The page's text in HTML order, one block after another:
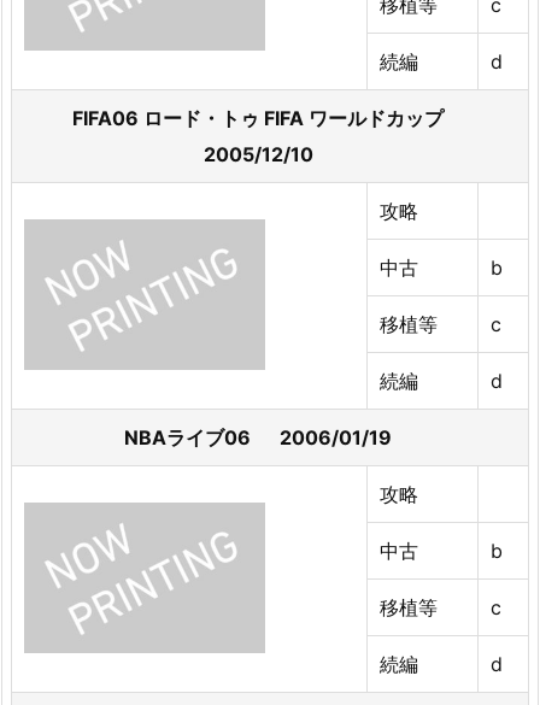
続編 d
FIFA06 ロード・トゥ FIFA ワールドカップ
2005/12/10
攻略
中古 b
移植等 c
続編 d
NBAライブ06 2006/01/19
攻略
中古 b
移植等 c
続編 d